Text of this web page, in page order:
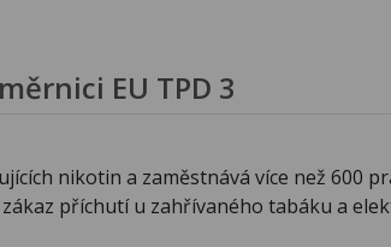
EU TPD 3
nikotin a zaměstnává více než 600
příchutí u zahřívaného tabáku a